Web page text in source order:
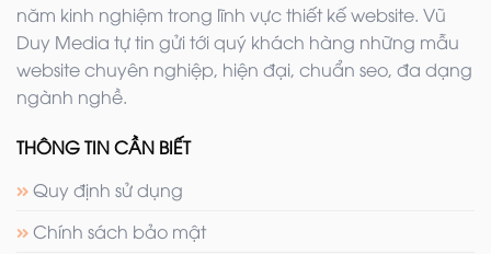
năm kinh nghiệm trong lĩnh vực thiết kế website. Vũ
Duy Media tự tin gửi tới quý khách hàng những mẫu
website chuyên nghiệp, hiện đại, chuẩn seo, đa dạng
ngành nghề.
THÔNG TIN CẦN BIẾT
Quy định sử dụng
Chính sách bảo mật